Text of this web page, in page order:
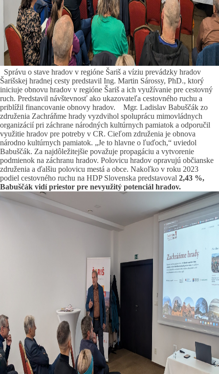
Správu o stave hradov v regióne Šariš a víziu prevádzky hradov
Šarišskej hradnej cesty predstavil Ing. Martin Sárossy, PhD., ktorý
iniciuje obnovu hradov v regióne Šariš a ich využívanie pre cestovný
ruch. Predstavil návštevnosť ako ukazovateľa cestovného ruchu a
priblížil financovanie obnovy hradov.
Mgr. Ladislav Babuščák zo
združenia Zachráňme hrady vyzdvihol spoluprácu mimovládnych
organizácií pri záchrane národných kultúrnych pamiatok a odporučil
využitie hradov pre potreby v CR. Cieľom združenia je obnova
národno kultúrnych pamiatok. „Je to hlavne o ľuďoch,“ uviedol
Babuščák. Za najdôležitejšie považuje propagáciu a vytvorenie
podmienok na záchranu hradov. Polovicu hradov opravujú občianske
združenia a ďalšiu polovicu mestá a obce. Nakoľko v roku 2023
podiel cestovného ruchu na HDP Slovenska predstavoval 2,43 %,
Babuščák vidí priestor pre nevyužitý potenciál hradov.